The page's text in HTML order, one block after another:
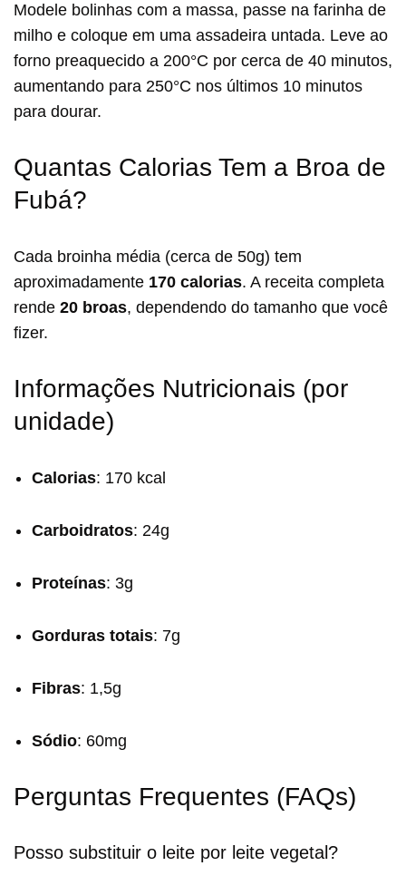
Modele bolinhas com a massa, passe na farinha de
milho e coloque em uma assadeira untada. Leve ao
forno preaquecido a 200°C por cerca de 40 minutos,
aumentando para 250°C nos últimos 10 minutos
para dourar.
Quantas Calorias Tem a Broa de
Fubá?
Cada broinha média (cerca de 50g) tem
aproximadamente 170 calorias. A receita completa
rende 20 broas, dependendo do tamanho que você
fizer.
Informações Nutricionais (por
unidade)
Calorias: 170 kcal
Carboidratos: 24g
Proteínas: 3g
Gorduras totais: 7g
Fibras: 1,5g
Sódio: 60mg
Perguntas Frequentes (FAQs)
Posso substituir o leite por leite vegetal?